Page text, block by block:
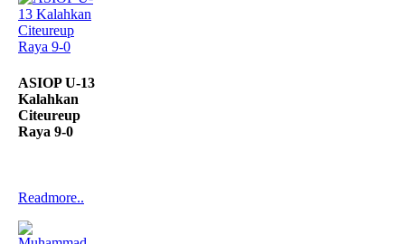
ASIOP U-13
Kalahkan
Citeureup
Raya 9-0
Readmore..